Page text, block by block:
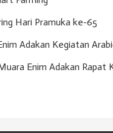
Hari Pramuka ke-65
Adakan Kegiatan
Enim Adakan Rapat